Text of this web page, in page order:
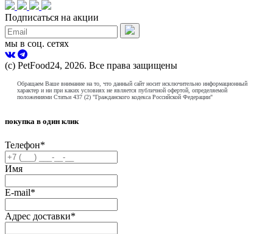
Подписаться на акции
мы в соц. сетях
(с) PetFood24, 2026. Все права защищены
Обращаем Ваше внимание на то, что данный сайт носит исключительно информационный
характер и ни при каких условиях не является публичной офертой, определяемой
положениями Статьи 437 (2) "Гражданского кодекса Российской Федерации"
покупка в один клик
Телефон*
Имя
E-mail*
Адрес доставки*